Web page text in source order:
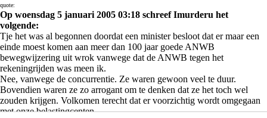
quote:
Op woensdag 5 januari 2005 03:18 schreef Imurderu het
volgende:
Tje het was al begonnen doordat een minister besloot dat er maar een
einde moest komen aan meer dan 100 jaar goede ANWB
bewegwijzering uit wrok vanwege dat de ANWB tegen het
rekeningrijden was meen ik.
Nee, vanwege de concurrentie. Ze waren gewoon veel te duur.
Bovendien waren ze zo arrogant om te denken dat ze het toch wel
zouden krijgen. Volkomen terecht dat er voorzichtig wordt omgegaan
met onze belastingcenten.